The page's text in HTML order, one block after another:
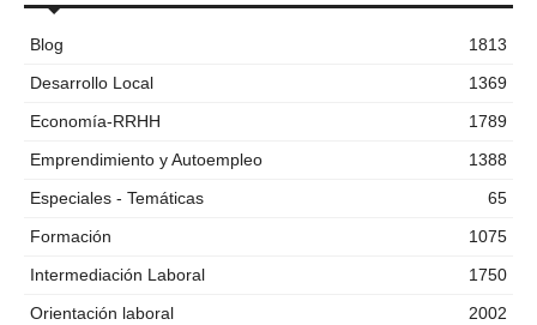
Blog
1813
Desarrollo Local
1369
Economía-RRHH
1789
Emprendimiento y Autoempleo
1388
Especiales - Temáticas
65
Formación
1075
Intermediación Laboral
1750
Orientación laboral
2002